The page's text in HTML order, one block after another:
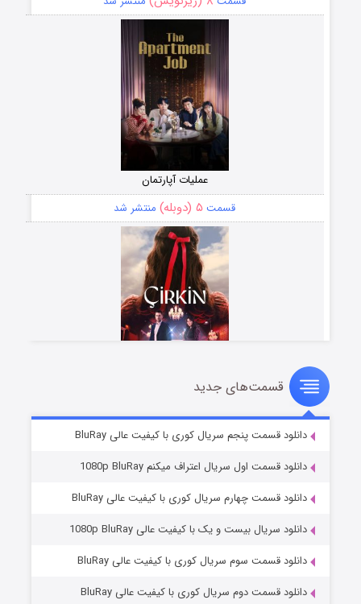
عملیات آپارتمان
قسمت ۵ (دوبله) منتشر شد
سریال زشت
قسمت۲ (زیرنویس) منتشر شد
مردگان متحرک: شهر مرده ۳
قسمت‌های جدید
دانلود قسمت پنجم سریال کوری با کیفیت عالی BluRay
دانلود قسمت اول سریال اعتراف میکنم 1080p BluRay
دانلود قسمت چهارم سریال کوری با کیفیت عالی BluRay
دانلود سریال بیست و یک با کیفیت عالی 1080p BluRay
دانلود قسمت سوم سریال کوری با کیفیت عالی BluRay
دانلود قسمت دوم سریال کوری با کیفیت عالی BluRay